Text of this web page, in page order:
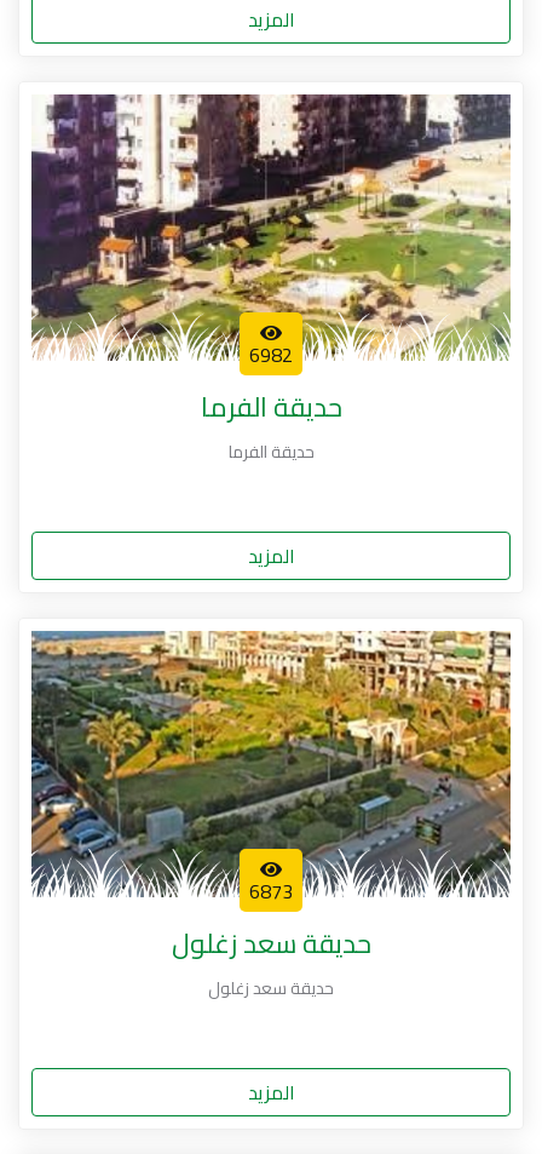
المزيد
6982
حديقة الفرما
حديقة الفرما
المزيد
6873
حديقة سعد زغلول
حديقة سعد زغلول
المزيد